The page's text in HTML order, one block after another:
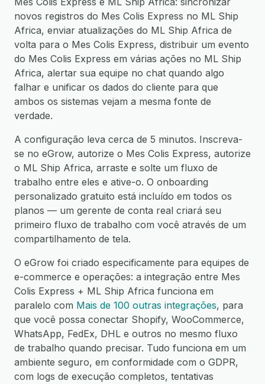
novos registros do Mes Colis Express no ML Ship
Africa, enviar atualizações do ML Ship Africa de
volta para o Mes Colis Express, distribuir um evento
do Mes Colis Express em várias ações no ML Ship
Africa, alertar sua equipe no chat quando algo
falhar e unificar os dados do cliente para que
ambos os sistemas vejam a mesma fonte de
verdade.
A configuração leva cerca de 5 minutos. Inscreva-
se no eGrow, autorize o Mes Colis Express, autorize
o ML Ship Africa, arraste e solte um fluxo de
trabalho entre eles e ative-o. O onboarding
personalizado gratuito está incluído em todos os
planos — um gerente de conta real criará seu
primeiro fluxo de trabalho com você através de um
compartilhamento de tela.
O eGrow foi criado especificamente para equipes de
e-commerce e operações: a integração entre Mes
Colis Express + ML Ship Africa funciona em
paralelo com Mais de 100 outras integrações, para
que você possa conectar Shopify, WooCommerce,
WhatsApp, FedEx, DHL e outros no mesmo fluxo
de trabalho quando precisar. Tudo funciona em um
ambiente seguro, em conformidade com o GDPR,
com logs de execução completos, tentativas